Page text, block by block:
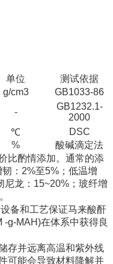
单位
测试依据
g/cm3
GB1033-86
-
GB1232.1-
2000
℃
DSC
% 酸碱滴定法
比酌情添加。通常的添
：2%至5%；低温增
尼龙：15~20%；玻纤增
备和工艺保证马来酸酐
-g-MAH)在体系中获得良
存并远离高温和紫外线
可能会导致材料降解并